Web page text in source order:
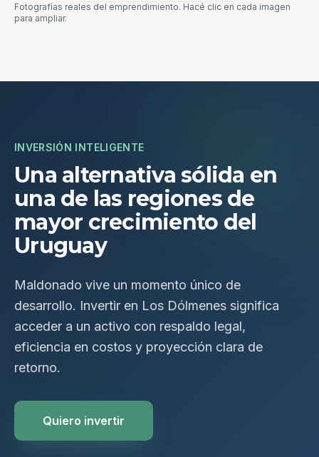
Fotografías reales del emprendimiento. Hacé clic en cada imagen
para ampliar.
INVERSIÓN INTELIGENTE
Una alternativa sólida en
una de las regiones de
mayor crecimiento del
Uruguay
Maldonado vive un momento único de
desarrollo. Invertir en Los Dólmenes significa
acceder a un activo con respaldo legal,
eficiencia en costos y proyección clara de
retorno.
Quiero invertir